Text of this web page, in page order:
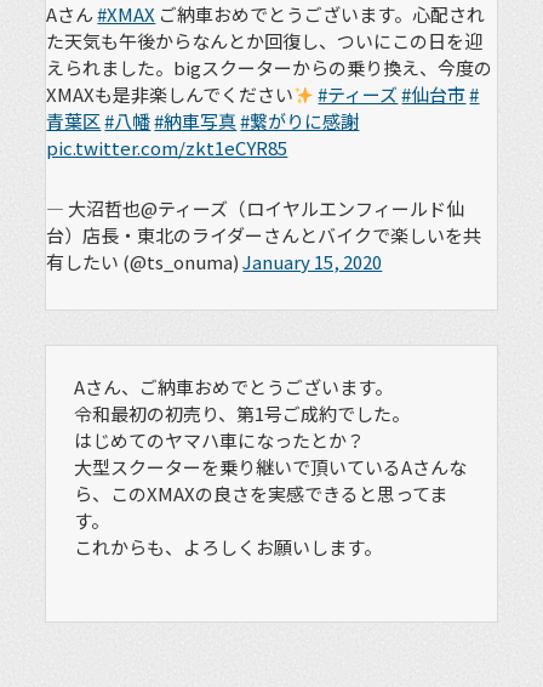
Aさん#XMAX ご納車おめでとうございます。心配され
た天気も午後からなんとか回復し、ついにこの日を迎
えられました。bigスクーターからの乗り換え、今度の
XMAXも是非楽しんでください
#ティーズ#仙台市#
青葉区#八幡#納車写真#繋がりに感謝
pic.twitter.com/zkt1eCYR85
— 大沼哲也@ティーズ（ロイヤルエンフィールド仙
台）店長・東北のライダーさんとバイクで楽しいを共
有したい (@ts_onuma)January 15, 2020
Aさん、ご納車おめでとうございます。
令和最初の初売り、第1号ご成約でした。
はじめてのヤマハ車になったとか？
大型スクーターを乗り継いで頂いているAさんな
ら、このXMAXの良さを実感できると思ってま
す。
これからも、よろしくお願いします。